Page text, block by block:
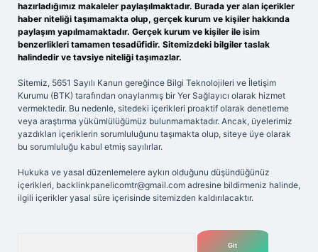
hazırladığımız makaleler paylaşılmaktadır. Burada yer alan içerikler
haber niteliği taşımamakta olup, gerçek kurum ve kişiler hakkında
paylaşım yapılmamaktadır. Gerçek kurum ve kişiler ile isim
benzerlikleri tamamen tesadüfidir. Sitemizdeki bilgiler taslak
halindedir ve tavsiye niteliği taşımazlar.
Sitemiz, 5651 Sayılı Kanun gereğince Bilgi Teknolojileri ve İletişim
Kurumu (BTK) tarafından onaylanmış bir Yer Sağlayıcı olarak hizmet
vermektedir. Bu nedenle, sitedeki içerikleri proaktif olarak denetleme
veya araştırma yükümlülüğümüz bulunmamaktadır. Ancak, üyelerimiz
yazdıkları içeriklerin sorumluluğunu taşımakta olup, siteye üye olarak
bu sorumluluğu kabul etmiş sayılırlar.
Hukuka ve yasal düzenlemelere aykırı olduğunu düşündüğünüz
içerikleri, backlinkpanelicomtr@gmail.com adresine bildirmeniz halinde,
ilgili içerikler yasal süre içerisinde sitemizden kaldırılacaktır.